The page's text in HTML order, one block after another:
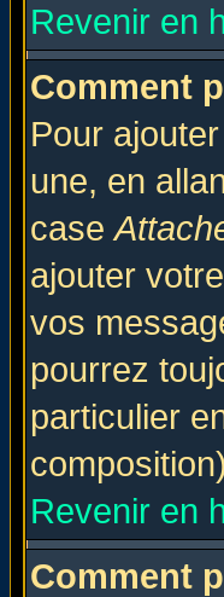
Revenir en
Comment
Pour
une, en
case
ajouter
vos
pourrez
particulier
Revenir en
Comment